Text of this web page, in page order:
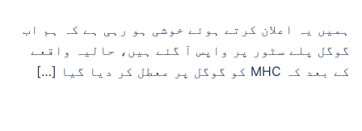
ہمیں یہ اعلان کرتے ہوئے خوشی ہو رہی ہے کہ ہم اب
گوگل پلے سٹور پر واپس آ گئے ہیں، حالیہ واقعے
کے بعد کہ MHC کو گوگل پر معطل کر دیا گیا […]